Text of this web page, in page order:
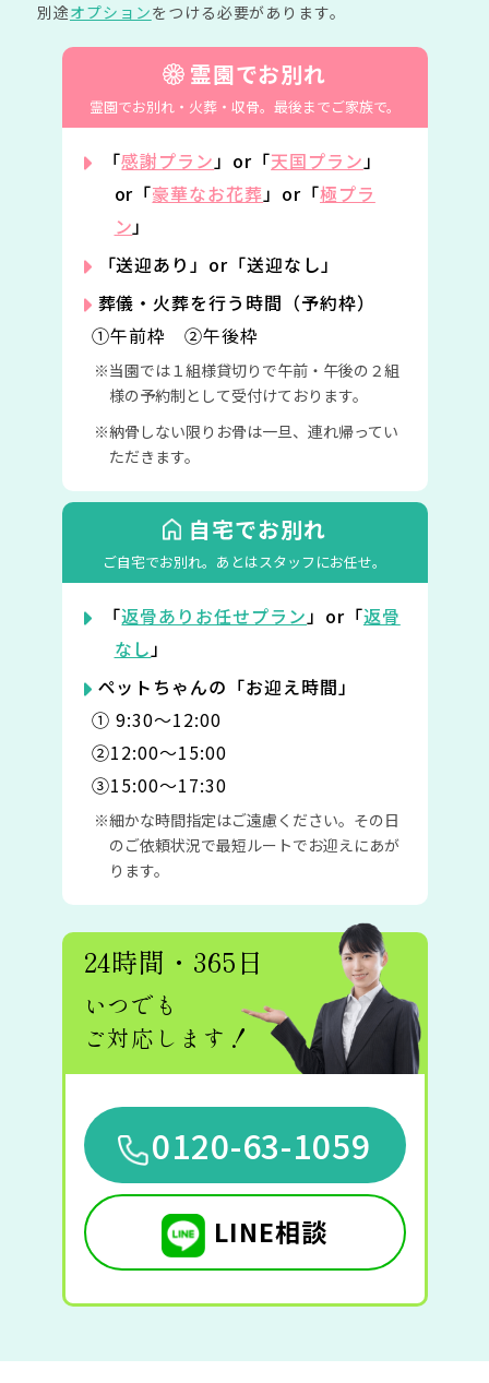
別途オプションをつける必要があります。
霊園でお別れ
霊園でお別れ・火葬・収骨。 最後までご家族で。
「感謝プラン」or「天国プラン」
or「豪華なお花葬」or「極プラ
ン」
「送迎あり」or「送迎なし」
葬儀・火葬を行う時間（予約枠）
①午前枠 ②午後枠
当園では１組様貸切りで午前・午後の２組
様の予約制として受付けております。
納骨しない限りお骨は一旦、連れ帰ってい
ただきます。
自宅でお別れ
ご自宅でお別れ。 あとはスタッフにお任せ。
「返骨ありお任せプラン」or「返骨
なし」
ペットちゃんの「お迎え時間」
① 9:30〜12:00
②12:00〜15:00
③15:00〜17:30
細かな時間指定はご遠慮ください。その日
のご依頼状況で最短ルートでお迎えにあが
ります。
24時間・365日
いつでも
ご対応します！
0120-63-1059
LINE相談